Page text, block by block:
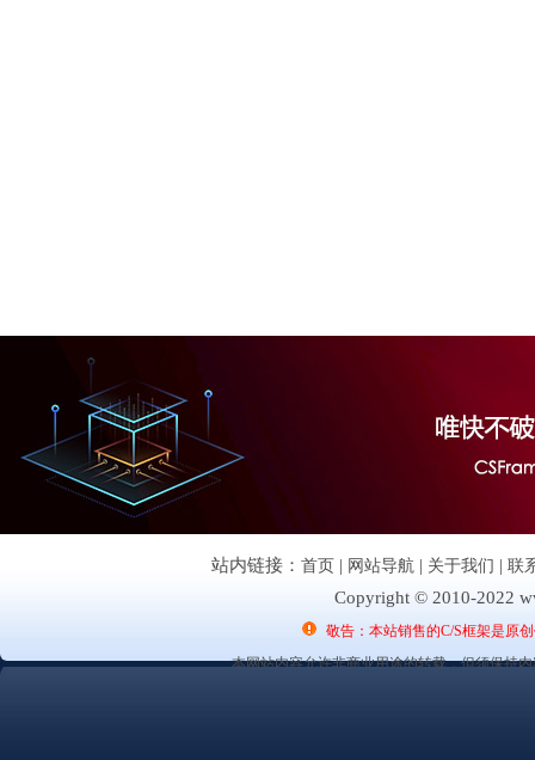
站内链接： 首页 | 网站导航 | 关于我们 | 联
Copyright © 2010-2022
敬告：本站销售的C/S框架是原
本网站内容允许非商业用途的转载，但须保持